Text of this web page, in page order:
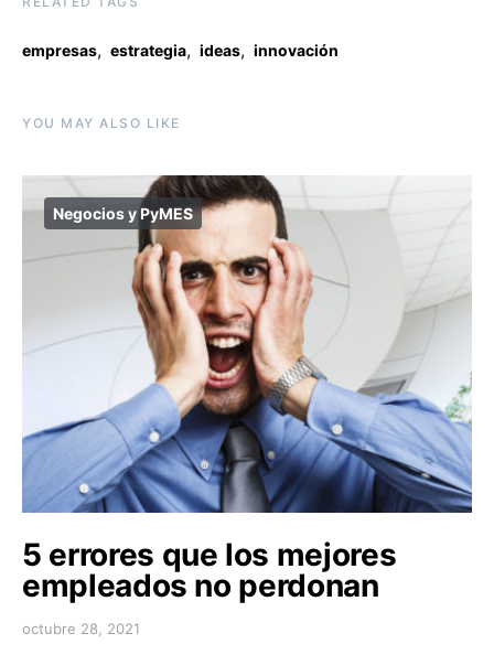
empresas, estrategia, ideas, innovación
YOU MAY ALSO LIKE
Negocios y PyMES
5 errores que los mejores
empleados no perdonan
octubre 28, 2021